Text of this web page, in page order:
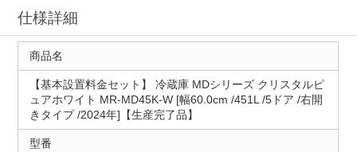
仕様詳細
商品名
【基本設置料金セット】 冷蔵庫 MDシリーズ クリスタルピ
ュアホワイト MR-MD45K-W [幅60.0cm /451L /5ドア /右開
きタイプ /2024年]【生産完了品】
型番